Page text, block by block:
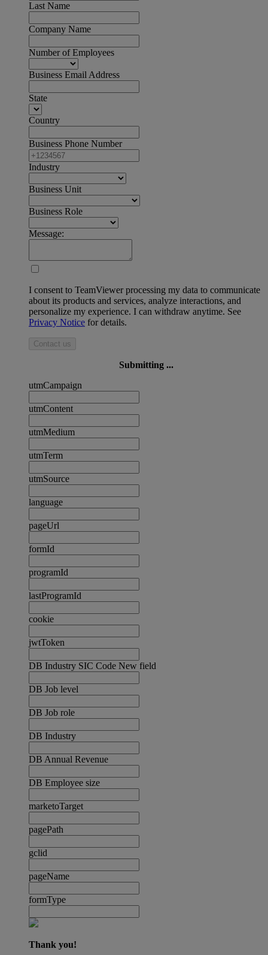
Last Name
Company Name
Number of Employees
Business Email Address
State
Country
Business Phone Number
Industry
Business Unit
Business Role
Message:
I consent to TeamViewer processing my data to communicate
about its products and services, analyze interactions, and
personalize my experience. I can withdraw anytime. See
Privacy Notice for details.
Contact us
Submitting ...
utmCampaign
utmContent
utmMedium
utmTerm
utmSource
language
pageUrl
formId
programId
lastProgramId
cookie
jwtToken
DB Industry SIC Code New field
DB Job level
DB Job role
DB Industry
DB Annual Revenue
DB Employee size
marketoTarget
pagePath
gclid
pageName
formType
Thank you!